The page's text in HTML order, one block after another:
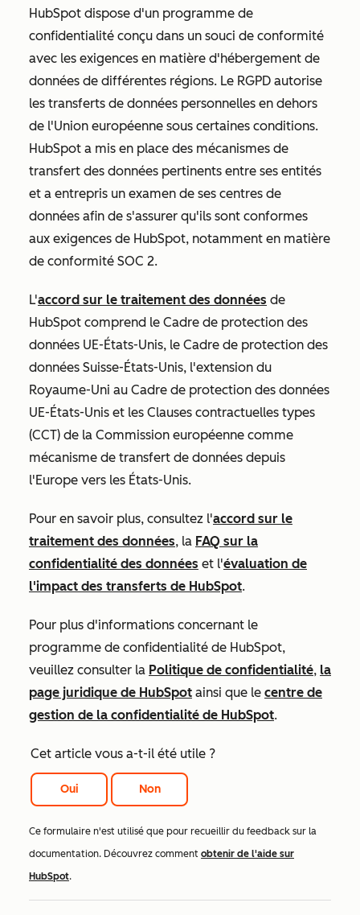
HubSpot dispose d'un programme de
confidentialité conçu dans un souci de conformité
avec les exigences en matière d'hébergement de
données de différentes régions. Le RGPD autorise
les transferts de données personnelles en dehors
de l'Union européenne sous certaines conditions.
HubSpot a mis en place des mécanismes de
transfert des données pertinents entre ses entités
et a entrepris un examen de ses centres de
données afin de s'assurer qu'ils sont conformes
aux exigences de HubSpot, notamment en matière
de conformité SOC 2.
L'accord sur le traitement des données de
HubSpot comprend le Cadre de protection des
données UE-États-Unis, le Cadre de protection des
données Suisse-États-Unis, l'extension du
Royaume-Uni au Cadre de protection des données
UE-États-Unis et les Clauses contractuelles types
(CCT) de la Commission européenne comme
mécanisme de transfert de données depuis
l'Europe vers les États-Unis.
Pour en savoir plus, consultez l'accord sur le
traitement des données, la FAQ sur la
confidentialité des données et l'évaluation de
l'impact des transferts de HubSpot.
Pour plus d'informations concernant le
programme de confidentialité de HubSpot,
veuillez consulter la Politique de confidentialité, la
page juridique de HubSpot ainsi que le centre de
gestion de la confidentialité de HubSpot.
Cet article vous a-t-il été utile ?
Oui Non
Ce formulaire n'est utilisé que pour recueillir du feedback sur la
documentation. Découvrez comment obtenir de l'aide sur
HubSpot.